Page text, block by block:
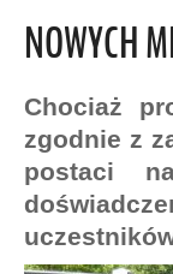
NOWYCH
Chociaż
zgodnie z
postaci